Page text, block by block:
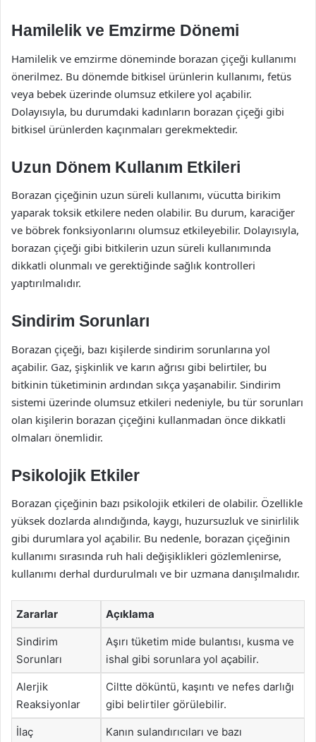
Hamilelik ve Emzirme Dönemi
Hamilelik ve emzirme döneminde borazan çiçeği kullanımı
önerilmez. Bu dönemde bitkisel ürünlerin kullanımı, fetüs
veya bebek üzerinde olumsuz etkilere yol açabilir.
Dolayısıyla, bu durumdaki kadınların borazan çiçeği gibi
bitkisel ürünlerden kaçınmaları gerekmektedir.
Uzun Dönem Kullanım Etkileri
Borazan çiçeğinin uzun süreli kullanımı, vücutta birikim
yaparak toksik etkilere neden olabilir. Bu durum, karaciğer
ve böbrek fonksiyonlarını olumsuz etkileyebilir. Dolayısıyla,
borazan çiçeği gibi bitkilerin uzun süreli kullanımında
dikkatli olunmalı ve gerektiğinde sağlık kontrolleri
yaptırılmalıdır.
Sindirim Sorunları
Borazan çiçeği, bazı kişilerde sindirim sorunlarına yol
açabilir. Gaz, şişkinlik ve karın ağrısı gibi belirtiler, bu
bitkinin tüketiminin ardından sıkça yaşanabilir. Sindirim
sistemi üzerinde olumsuz etkileri nedeniyle, bu tür sorunları
olan kişilerin borazan çiçeğini kullanmadan önce dikkatli
olmaları önemlidir.
Psikolojik Etkiler
Borazan çiçeğinin bazı psikolojik etkileri de olabilir. Özellikle
yüksek dozlarda alındığında, kaygı, huzursuzluk ve sinirlilik
gibi durumlara yol açabilir. Bu nedenle, borazan çiçeğinin
kullanımı sırasında ruh hali değişiklikleri gözlemlenirse,
kullanımı derhal durdurulmalı ve bir uzmana danışılmalıdır.
Zararlar Açıklama
Sindirim
Sorunları
Aşırı tüketim mide bulantısı, kusma ve
ishal gibi sorunlara yol açabilir.
Alerjik
Reaksiyonlar
Ciltte döküntü, kaşıntı ve nefes darlığı
gibi belirtiler görülebilir.
İlaç
Kanın sulandırıcıları ve bazı